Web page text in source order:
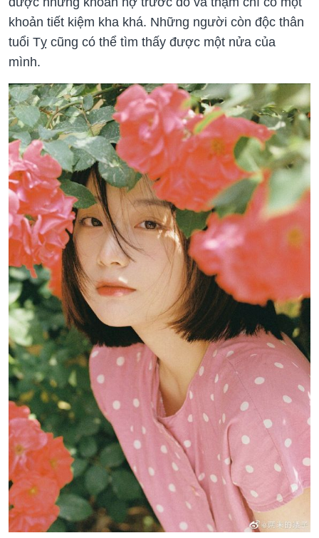
khoản tiết kiệm kha khá. Những người còn độc thân
tuổi Tỵ cũng có thể tìm thấy được một nửa của
mình.